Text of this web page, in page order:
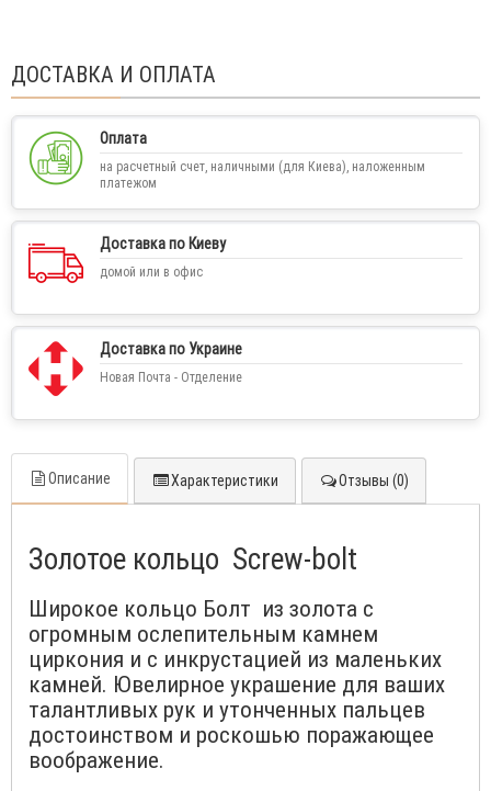
ДОСТАВКА И ОПЛАТА
Оплата
на расчетный счет, наличными (для Киева), наложенным
платежом
Доставка по Киеву
домой или в офис
Доставка по Украине
Новая Почта - Отделение
Описание Характеристики Отзывы (0)
Золотое кольцо Screw-bolt
Широкое кольцо Болт из золота с
огромным ослепительным камнем
циркония и с инкрустацией из маленьких
камней. Ювелирное украшение для ваших
талантливых рук и утонченных пальцев
достоинством и роскошью поражающее
воображение.